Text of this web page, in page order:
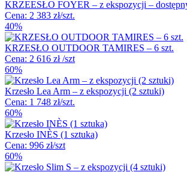
KRZEESŁO FOYER – z ekspozycji –
Cena: 2 383 zł/szt.
40%
KRZESŁO OUTDOOR TAMIRES – 6 szt.
Cena: 2 616 zł /szt
60%
Krzesło Lea Arm – z ekspozycji (2 sztuki)
Cena: 1 748 zł/szt.
60%
Krzesło INÈS (1 sztuka)
Cena: 996 zł/szt
60%